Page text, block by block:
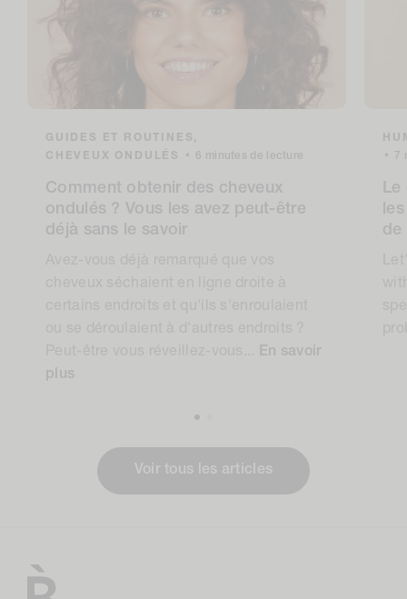
GUIDES ET ROUTINES,
CHEVEUX ONDULÉS
• 6 minutes de lecture
Comment obtenir des cheveux
ondulés ? Vous les avez peut-être
déjà sans le savoir
En savoir
plus
• 7
Le
de
Voir tous les articles